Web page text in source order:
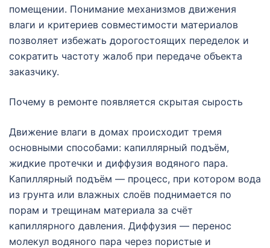
помещении. Понимание механизмов движения
влаги и критериев совместимости материалов
позволяет избежать дорогостоящих переделок и
сократить частоту жалоб при передаче объекта
заказчику.
Почему в ремонте появляется скрытая сырость
Движение влаги в домах происходит тремя
основными способами: капиллярный подъём,
жидкие протечки и диффузия водяного пара.
Капиллярный подъём — процесс, при котором вода
из грунта или влажных слоёв поднимается по
порам и трещинам материала за счёт
капиллярного давления. Диффузия — перенос
молекул водяного пара через пористые и